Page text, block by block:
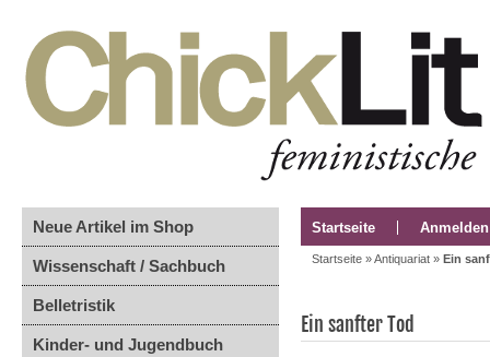
Neue Artikel im Shop
Wissenschaft / Sachbuch
Belletristik
Kinder- und Jugendbuch
Startseite Anmelden
Startseite »Antiquariat » Ein
Ein sanfter Tod